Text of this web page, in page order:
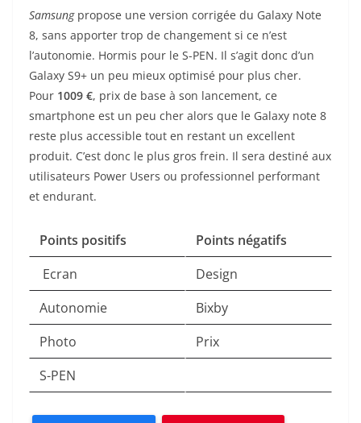
Samsung propose une version corrigée du Galaxy Note
8, sans apporter trop de changement si ce n’est
l’autonomie. Hormis pour le S-PEN. Il s’agit donc d’un
Galaxy S9+ un peu mieux optimisé pour plus cher.
Pour 1009 €, prix de base à son lancement, ce
smartphone est un peu cher alors que le Galaxy note 8
reste plus accessible tout en restant un excellent
produit. C’est donc le plus gros frein. Il sera destiné aux
utilisateurs Power Users ou professionnel performant
et endurant.
Points positifs
Points négatifs
Ecran
Design
Autonomie
Bixby
Photo
Prix
S-PEN